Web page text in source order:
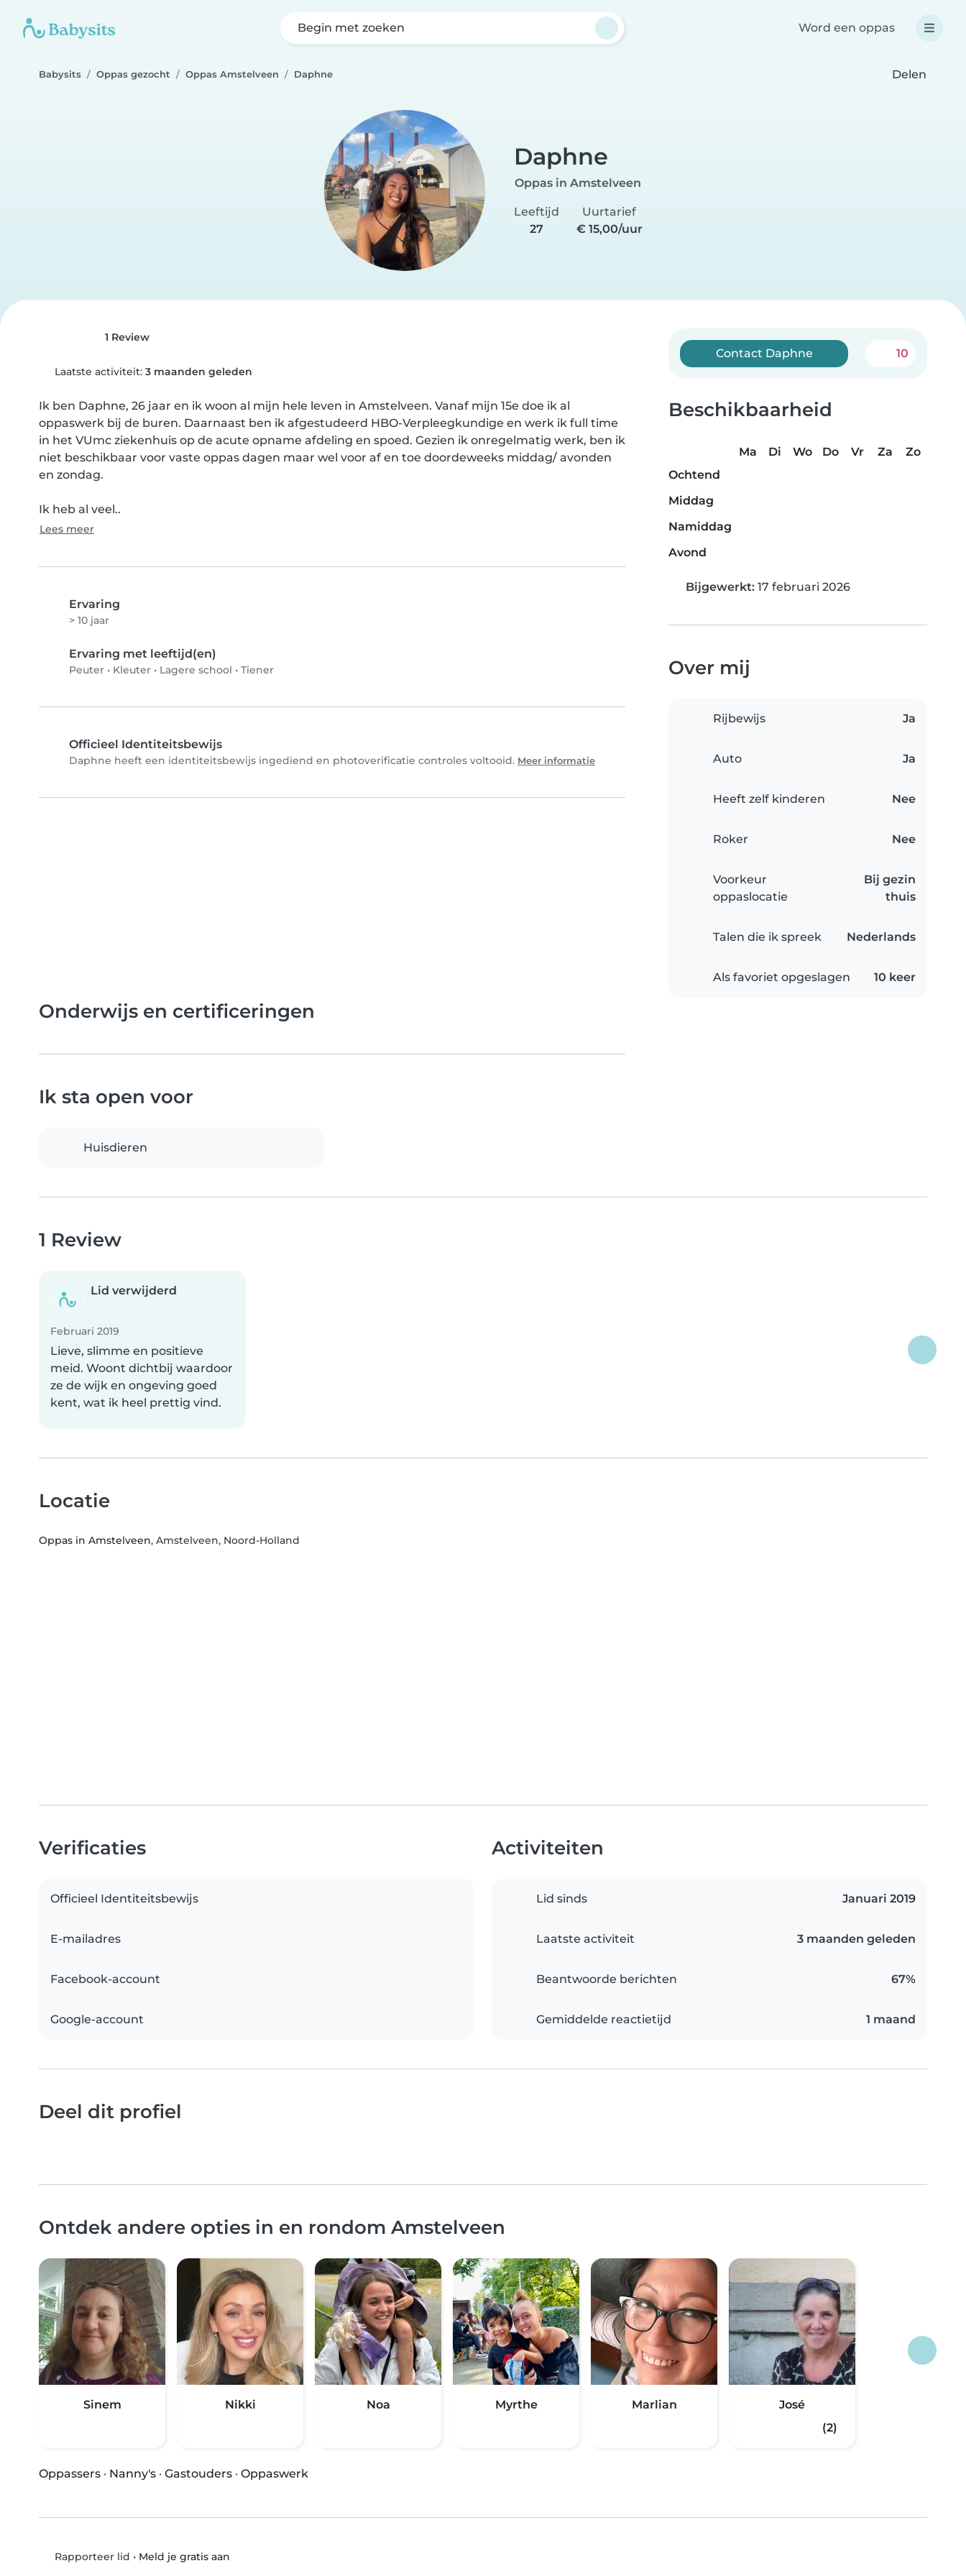
Begin met zoeken Word een oppas
Babysits Oppas gezocht Oppas Amstelveen Daphne Delen
Daphne
Oppas in Amstelveen
Leeftijd
27
Uurtarief
€ 15,00/uur
1 Review
Laatste activiteit: 3 maanden geleden
Ik ben Daphne, 26 jaar en ik woon al mijn hele leven in Amstelveen. Vanaf mijn 15e doe ik al
oppaswerk bij de buren. Daarnaast ben ik afgestudeerd HBO-Verpleegkundige en werk ik full time
in het VUmc ziekenhuis op de acute opname afdeling en spoed. Gezien ik onregelmatig werk, ben ik
niet beschikbaar voor vaste oppas dagen maar wel voor af en toe doordeweeks middag/ avonden
en zondag.
Ik heb al veel..
Lees meer
Ervaring
> 10 jaar
Ervaring met leeftijd(en)
Peuter • Kleuter • Lagere school • Tiener
Officieel Identiteitsbewijs
Daphne heeft een identiteitsbewijs ingediend en photoverificatie controles voltooid. Meer informatie
Contact Daphne 10
Beschikbaarheid
Ma Di Wo Do Vr Za
Zo
Ochtend
Middag
Namiddag
Avond
Bijgewerkt: 17 februari 2026
Over mij
Rijbewijs Ja
Auto Ja
Heeft zelf kinderen Nee
Roker Nee
Voorkeur
oppaslocatie
Bij gezin
thuis
Talen die ik spreek Nederlands
Als favoriet opgeslagen 10 keer
Onderwijs en certificeringen
Ik sta open voor
Huisdieren
1 Review
Lid verwijderd
Februari 2019
Lieve, slimme en positieve
meid. Woont dichtbij waardoor
ze de wijk en ongeving goed
kent, wat ik heel prettig vind.
Locatie
Oppas in Amstelveen, Amstelveen, Noord-Holland
Verificaties
Officieel Identiteitsbewijs
E-mailadres
Facebook-account
Google-account
Activiteiten
Lid sinds Januari 2019
Laatste activiteit 3 maanden geleden
Beantwoorde berichten 67%
Gemiddelde reactietijd 1 maand
Deel dit profiel
Ontdek andere opties in en rondom Amstelveen
Sinem Nikki Noa Myrthe Marlian
José
(2)
Oppassers · Nanny's · Gastouders · Oppaswerk
Rapporteer lid • Meld je gratis aan